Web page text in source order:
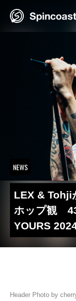
NEWS
LEX & Tohji
ホップ観
YOURS 2024
Header Photo by